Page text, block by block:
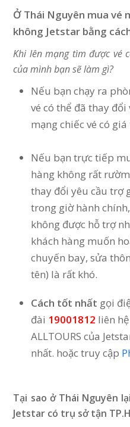
Ở Thái Nguyên mua vé
không Jetstar bằng
Khi lên mạng tìm được vé
của mình bạn sẽ làm gì?
Nếu bạn chạy ra
vé có thể đã thay
mạng chiếc vé có
Nếu bạn trực tiếp
hàng không rất
thay đổi yêu cầu trợ
trong giờ hành
không được hỗ trợ
khách hàng muốn
chuyến bay, sửa
tên) là rất khó.
Cách tốt nhất gọi
đài 19001812 liên
ALLTOURS của
nhất. hoặc truy cập
Tại sao ở Thái Nguyên
Jetstar có trụ sở tận